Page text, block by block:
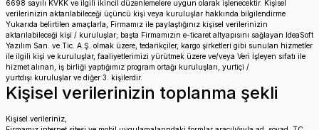
6698 sayılı KVKK ve ilgili ikincil düzenlemelere uygun olarak işlenecektir. Kişisel
verilerinizin aktarılabileceği üçüncü kişi veya kuruluşlar hakkında bilgilendirme
Yukarıda belirtilen amaçlarla, Firmamız ile paylaştığınız kişisel verilerinizin
aktarılabileceği kişi / kuruluşlar; başta Firmamızın e-ticaret altyapısını sağlayan IdeaSoft
Yazılım San. ve Tic. A.Ş. olmak üzere, tedarikçiler, kargo şirketleri gibi sunulan hizmetler
ile ilgili kişi ve kuruluşlar, faaliyetlerimizi yürütmek üzere ve/veya Veri İşleyen sıfatı ile
hizmet alınan, iş birliği yaptığımız program ortağı kuruluşları, yurtiçi /
yurtdışı kuruluşlar ve diğer 3. kişilerdir.
Kişisel verilerinizin toplanma şekli
Kişisel verileriniz,